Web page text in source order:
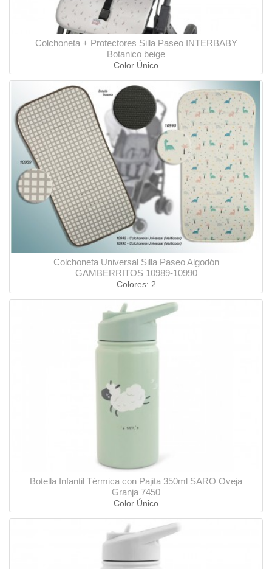
Colchoneta + Protectores Silla Paseo INTERBABY
Botanico beige
Color Único
Colchoneta Universal Silla Paseo Algodón
GAMBERRITOS 10989-10990
Colores: 2
Botella Infantil Térmica con Pajita 350ml SARO Oveja
Granja 7450
Color Único